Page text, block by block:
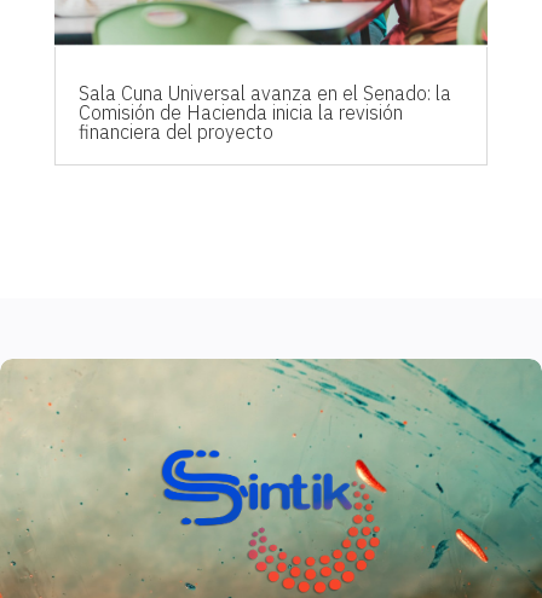
Sala Cuna Universal avanza en el Senado: la
Comisión de Hacienda inicia la revisión
financiera del proyecto